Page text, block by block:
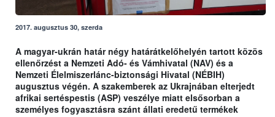
2017. augusztus 30, szerda
A magyar-ukrán határ négy határátkelőhelyén tartott közös
ellenőrzést a Nemzeti Adó- és Vámhivatal (NAV) és a
Nemzeti Élelmiszerlánc-biztonsági Hivatal (NÉBIH)
augusztus végén. A szakemberek az Ukrajnában elterjedt
afrikai sertéspestis (ASP) veszélye miatt elsősorban a
személyes fogyasztásra szánt állati eredetű termékek